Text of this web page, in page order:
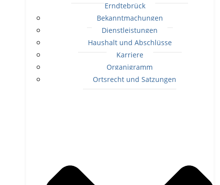
Erndtebrück
Bekanntmachungen
Dienstleistungen
Haushalt und Abschlüsse
Karriere
Organigramm
Ortsrecht und Satzungen